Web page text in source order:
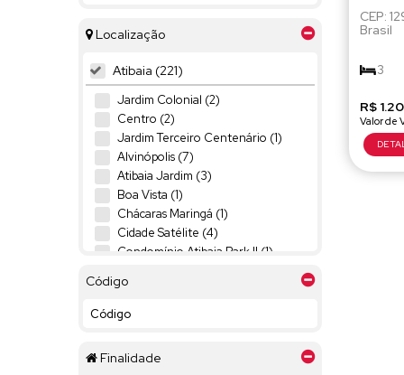
Localização
Atibaia (221)
Jardim Colonial (2)
Centro (2)
Jardim Terceiro Centenário (1)
Alvinópolis (7)
Atibaia Jardim (3)
Boa Vista (1)
Chácaras Maringá (1)
Cidade Satélite (4)
Condomínio Atibaia Park II (1)
Condomínio Parque das Garças II (1)
Condominio Quintas da Boa Vista (1)
Jardim Alvinópolis (7)
Jardim Brogotá (1)
Código
Finalidade
R$
CEP:
Brasil
3
3